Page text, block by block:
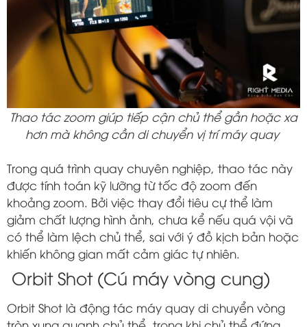
Thao tác zoom giúp tiếp cận chủ thể gần hoặc xa
hơn mà không cần di chuyển vị trí máy quay
Trong quá trình quay chuyên nghiệp, thao tác này
được tính toán kỹ lưỡng từ tốc độ zoom đến
khoảng zoom. Bởi việc thay đổi tiêu cự thể làm
giảm chất lượng hình ảnh, chưa kể nếu quá vội vã
có thể làm lệch chủ thể, sai với ý đồ kịch bản hoặc
khiến không gian mất cảm giác tự nhiên.
Orbit Shot (Cú máy vòng cung)
Orbit Shot là động tác máy quay di chuyển vòng